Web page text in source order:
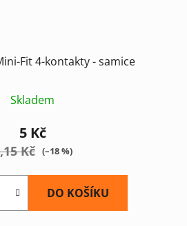
Fit 4-kontakty - samice
Skladem
5 Kč
Kč (–18 %)
DO KOŠÍKU